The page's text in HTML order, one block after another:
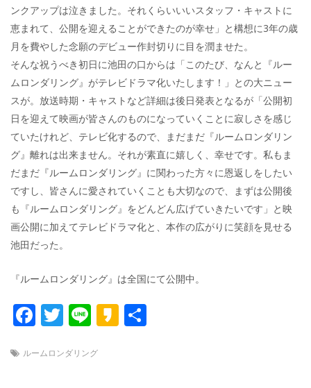
ンクアップは泣きました。それくらいいいスタッフ・キャストに
恵まれて、公開を迎えることができたのが幸せ」と構想に3年の歳
月を費やした念願のデビュー作封切りに目を潤ませた。
そんな祝うべき初日に池田の口からは「このたび、なんと『ルー
ムロンダリング』がテレビドラマ化いたします！」との大ニュー
スが。放送時期・キャストなど詳細は後日発表となるが「公開初
日を迎えて映画が皆さんのものになっていくことに寂しさを感じ
ていたけれど、テレビ化するので、まだまだ『ルームロンダリン
グ』離れは出来ません。それが素直に嬉しく、幸せです。私もま
だまだ『ルームロンダリング』に関わった方々に恩返しをしたい
ですし、皆さんに愛されていくことも大切なので、まずは公開後
も『ルームロンダリング』をどんどん広げていきたいです」と映
画公開に加えてテレビドラマ化と、本作の広がりに笑顔を見せる
池田だった。
『ルームロンダリング』は全国にて公開中。
F
e
T
itt
Li
e
K
ルームロンダリング